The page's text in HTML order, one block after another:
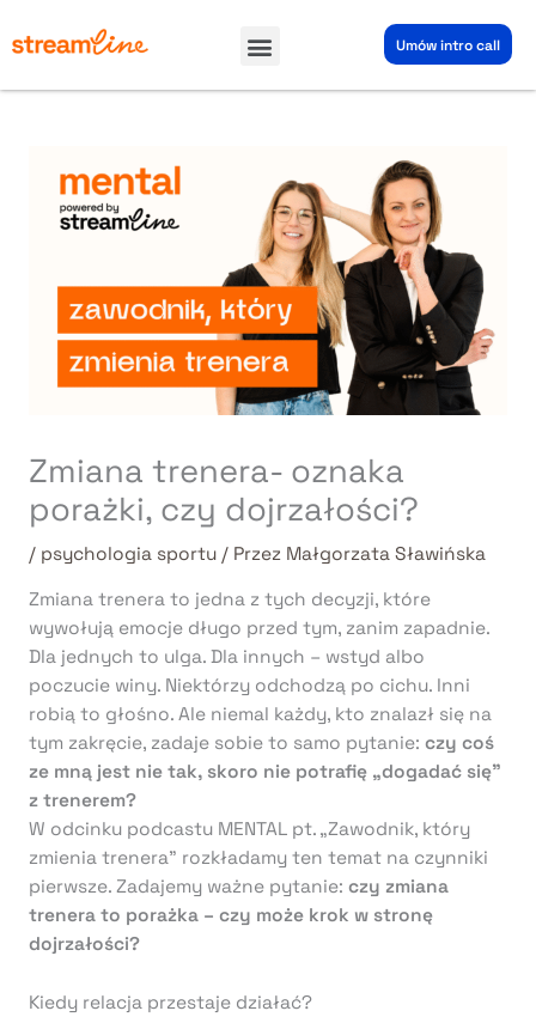
do
Menu Umów intro call
Zmiana trenera- oznaka
porażki, czy dojrzałości?
/ psychologia sportu/ Przez Małgorzata Sławińska
Zmiana trenera to jedna z tych decyzji, które
wywołują emocje długo przed tym, zanim zapadnie.
Dla jednych to ulga. Dla innych – wstyd albo
poczucie winy. Niektórzy odchodzą po cichu. Inni
robią to głośno. Ale niemal każdy, kto znalazł się na
tym zakręcie, zadaje sobie to samo pytanie: czy coś
ze mną jest nie tak, skoro nie potrafię „dogadać się”
z trenerem?
W odcinku podcastu MENTAL pt. „Zawodnik, który
zmienia trenera” rozkładamy ten temat na czynniki
pierwsze. Zadajemy ważne pytanie: czy zmiana
trenera to porażka – czy może krok w stronę
dojrzałości?
Kiedy relacja przestaje działać?